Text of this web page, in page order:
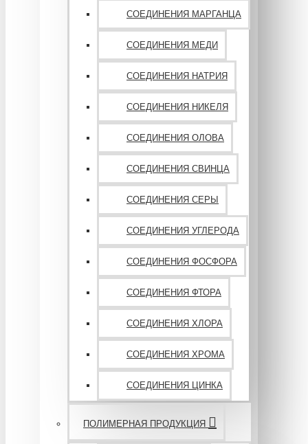
СОЕДИНЕНИЯ МАРГАНЦА
СОЕДИНЕНИЯ МЕДИ
СОЕДИНЕНИЯ НАТРИЯ
СОЕДИНЕНИЯ НИКЕЛЯ
СОЕДИНЕНИЯ ОЛОВА
СОЕДИНЕНИЯ СВИНЦА
СОЕДИНЕНИЯ СЕРЫ
СОЕДИНЕНИЯ УГЛЕРОДА
СОЕДИНЕНИЯ ФОСФОРА
СОЕДИНЕНИЯ ФТОРА
СОЕДИНЕНИЯ ХЛОРА
СОЕДИНЕНИЯ ХРОМА
СОЕДИНЕНИЯ ЦИНКА
ПОЛИМЕРНАЯ ПРОДУКЦИЯ